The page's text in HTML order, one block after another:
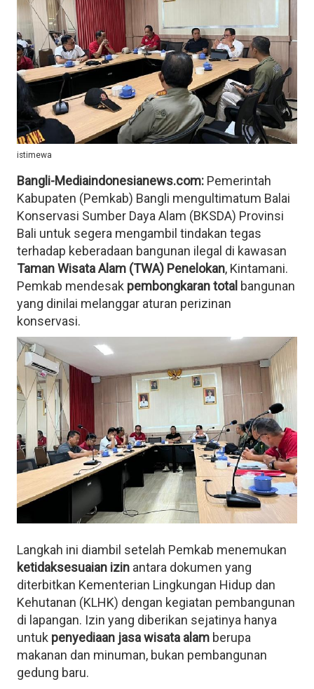
istimewa
Bangli-Mediaindonesianews.com: Pemerintah
Kabupaten (Pemkab) Bangli mengultimatum Balai
Konservasi Sumber Daya Alam (BKSDA) Provinsi
Bali untuk segera mengambil tindakan tegas
terhadap keberadaan bangunan ilegal di kawasan
Taman Wisata Alam (TWA) Penelokan, Kintamani.
Pemkab mendesak pembongkaran total bangunan
yang dinilai melanggar aturan perizinan
konservasi.
Langkah ini diambil setelah Pemkab menemukan
ketidaksesuaian izinantara dokumen yang
diterbitkan Kementerian Lingkungan Hidup dan
Kehutanan (KLHK) dengan kegiatan pembangunan
di lapangan. Izin yang diberikan sejatinya hanya
untuk penyediaan jasa wisata alamberupa
makanan dan minuman, bukan pembangunan
gedung baru.